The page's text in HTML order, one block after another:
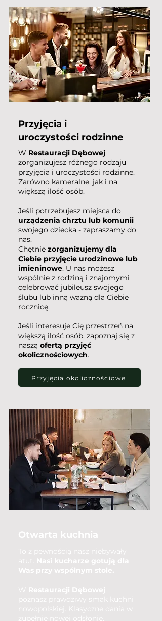
W Restauracji Dębowej
zorganizujesz różnego rodzaju
przyjęcia i uroczystości rodzinne.
Zarówno kameralne, jak i na
większą ilość osób.
Jeśli potrzebujesz miejsca do
urządzenia chrztu lub komunii
swojego dziecka - zapraszamy do
nas.
Chętnie zorganizujemy dla
Ciebie przyjęcie urodzinowe lub
imieninowe. U nas możesz
wspólnie z rodziną i znajomymi
celebrować jubileusz swojego
ślubu lub inną ważną dla Ciebie
rocznicę.
Jeśli interesuje Cię przestrzeń na
większą ilość osób, zapoznaj się z
naszą ofertą przyjęć
okolicznościowych.
Przyjęcia i
uroczystości rodzinne
Przyjęcia okolicznościowe
Otwarta kuchnia
To z pewnością nasz niebywały
atut. Nasi kucharze gotują dla
Was przy wspólnym stole.
W
Restauracji Dębowej
poznasz prawdziwy smak kuchni
nowopolskiej. Klasyczne dania w
zupełnie nowej odsłonie.